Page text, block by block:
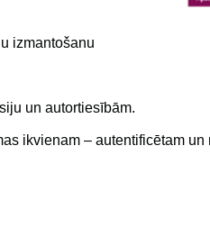
izmantošanu
un autortiesībām.
ikvienam – autentificētam un